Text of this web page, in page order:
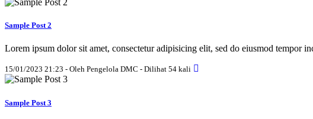
Sample Post 2
Lorem ipsum dolor sit amet, consectetur adipisicing elit, sed do eiusmod tempor
15/01/2023 21:23 - Oleh Pengelola DMC - Dilihat 54 kali
Sample Post 3